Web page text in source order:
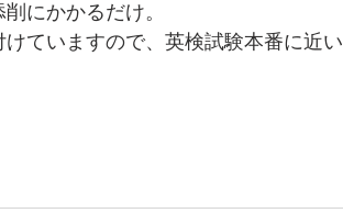
にかかるだけ。
ていますので、英検試験本番に近い